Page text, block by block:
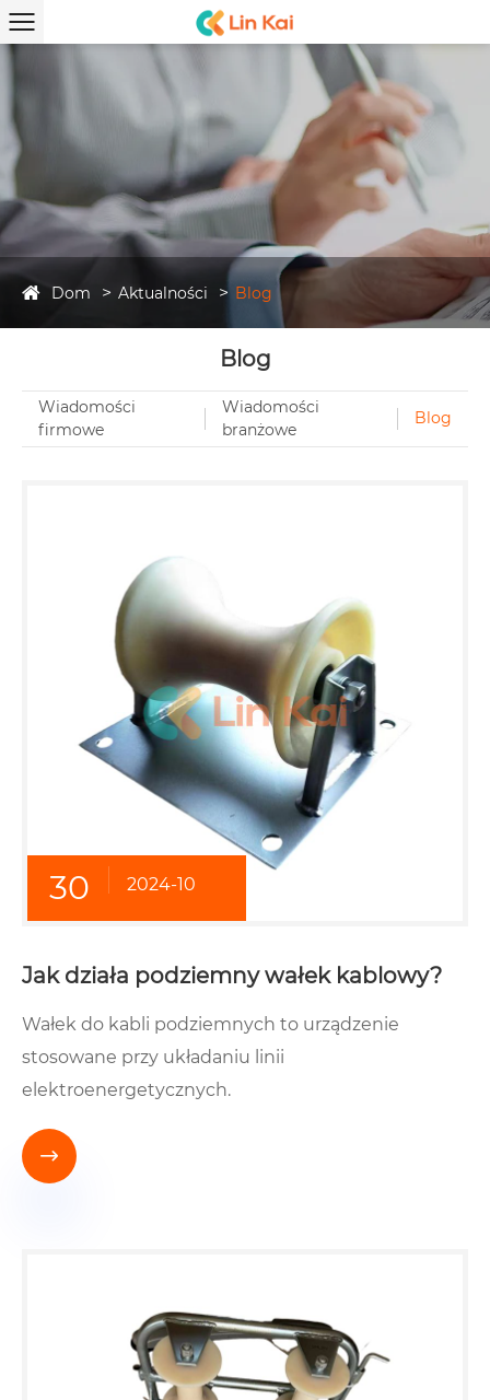
Dom Aktualności Blog
Blog
Wiadomości
firmowe
Wiadomości
branżowe
Blog
30 2024-10
Jak działa podziemny wałek kablowy?
Wałek do kabli podziemnych to urządzenie
stosowane przy układaniu linii
elektroenergetycznych.
